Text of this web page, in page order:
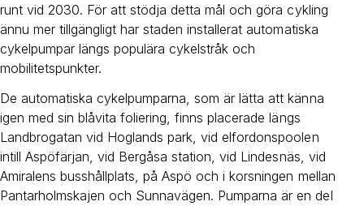
runt vid 2030. För att stödja detta mål och göra cykling
ännu mer tillgängligt har staden installerat automatiska
cykelpumpar längs populära cykelstråk och
mobilitetspunkter.
De automatiska cykelpumparna, som är lätta att känna
igen med sin blåvita foliering, finns placerade längs
Landbrogatan vid Hoglands park, vid elfordonspoolen
intill Aspöfärjan, vid Bergåsa station, vid Lindesnäs, vid
Amiralens busshållplats, på Aspö och i korsningen mellan
Pantarholmskajen och Sunnavägen. Pumparna är en del